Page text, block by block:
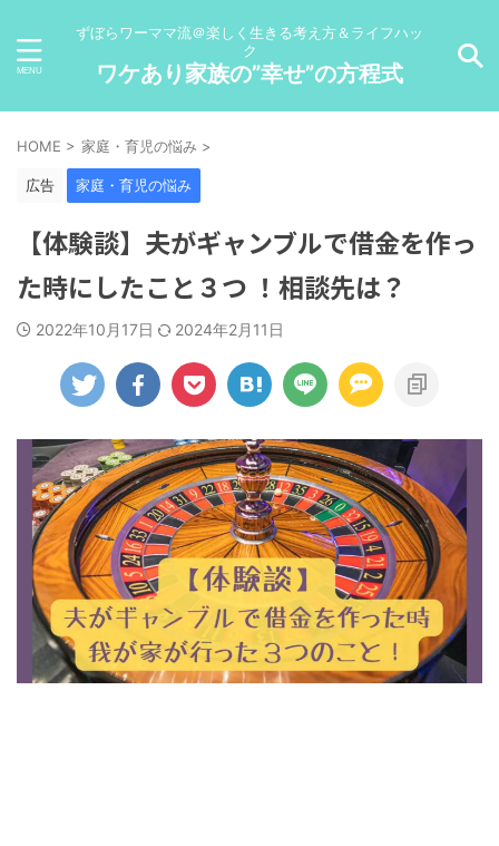
ずぼらワーママ流＠楽しく生きる考え方＆ライフハッ
ク
ワケあり家族の”幸せ”の方程式
HOME > 家庭・育児の悩み >
広告 家庭・育児の悩み
【体験談】夫がギャンブルで借金を作っ
た時にしたこと３つ ！相談先は？
2022年10月17日 2024年2月11日